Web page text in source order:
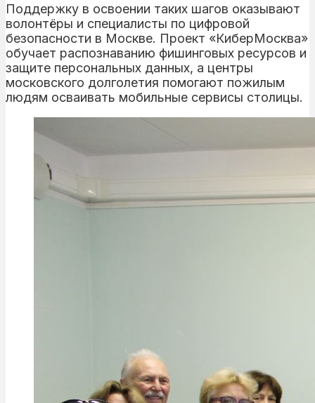
Поддержку в освоении таких шагов оказывают
волонтёры и специалисты по цифровой
безопасности в Москве. Проект «КиберМосква»
обучает распознаванию фишинговых ресурсов и
защите персональных данных, а центры
московского долголетия помогают пожилым
людям осваивать мобильные сервисы столицы.